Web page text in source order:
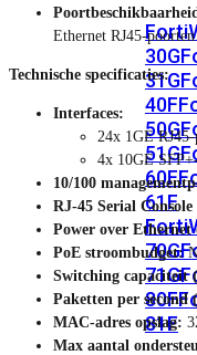
30G
31G
40F
50G
51G
60F
61F
70G
71G
80F
81F
Ethernet RJ45-
Technische specificaties:
Interfaces:
24x 1GE
4x 10GE
10/100
RJ-45 Serial
Power over Ethernet
PoE stroombudget:
Switching capaciteit
Paketten per second
MAC-adres opslag:
Max aantal